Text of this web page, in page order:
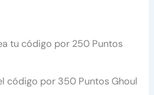
tu código por 250 Puntos
código por 350 Puntos Ghoul